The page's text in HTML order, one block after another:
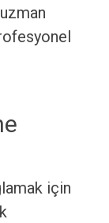
için